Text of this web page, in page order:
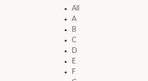
All
A
B
C
D
E
F